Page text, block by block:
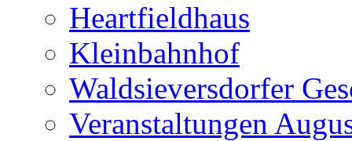
Heartfieldhaus
Kleinbahnhof
Waldsieversdorfer
Veranstaltungen